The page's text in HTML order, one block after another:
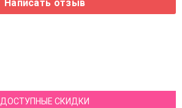
ДОСТУПНЫЕ СКИДКИ